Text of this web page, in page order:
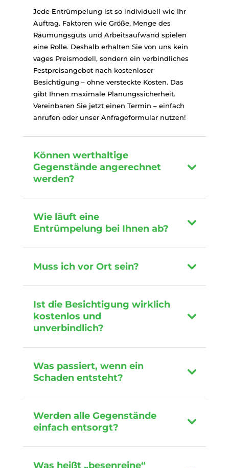
Jede Entrümpelung ist so individuell wie Ihr
Auftrag. Faktoren wie Größe, Menge des
Räumungsguts und Arbeitsaufwand spielen
eine Rolle. Deshalb erhalten Sie von uns kein
vages Preismodell, sondern ein verbindliches
Festpreisangebot nach kostenloser
Besichtigung – ohne versteckte Kosten. Das
gibt Ihnen maximale Planungssicherheit.
Vereinbaren Sie jetzt einen Termin – einfach
anrufen oder unser Anfrageformular nutzen!
Können werthaltige
Gegenstände angerechnet
werden?
Wie läuft eine
Entrümpelung bei Ihnen ab?
Muss ich vor Ort sein?
Ist die Besichtigung wirklich
kostenlos und
unverbindlich?
Was passiert, wenn ein
Schaden entsteht?
Werden alle Gegenstände
einfach entsorgt?
Was heißt „besenreine“